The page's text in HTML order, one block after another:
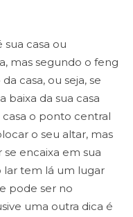
casa ou
mas segundo o feng
casa, ou seja, se
baixa da sua casa
o ponto central
o seu altar, mas
encaixa em sua
lar tem lá um lugar
pode ser no
uma outra dica é